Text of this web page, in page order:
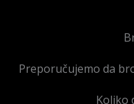
Preporučujemo da
Koliko